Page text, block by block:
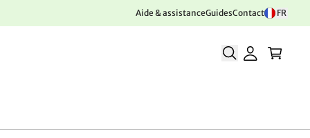
Aide & assistanceGuidesContact FR